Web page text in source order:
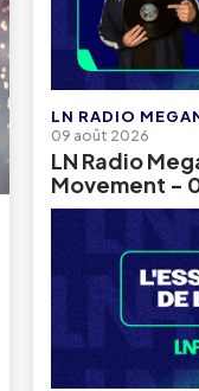
LN RADIO
09 août 2026
LN Radio
Movement -